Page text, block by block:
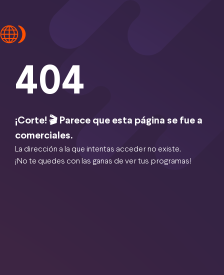
404
¡Corte! 🎬 Parece que esta página se fue a
comerciales.
La dirección a la que intentas acceder no existe.
¡No te quedes con las ganas de ver tus programas!